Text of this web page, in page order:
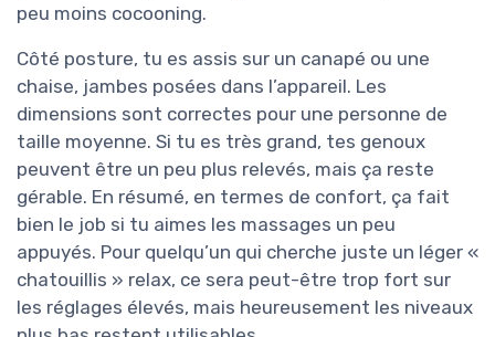
peu moins cocooning.
Côté posture, tu es assis sur un canapé ou une
chaise, jambes posées dans l’appareil. Les
dimensions sont correctes pour une personne de
taille moyenne. Si tu es très grand, tes genoux
peuvent être un peu plus relevés, mais ça reste
gérable. En résumé, en termes de confort, ça fait
bien le job si tu aimes les massages un peu
appuyés. Pour quelqu’un qui cherche juste un léger «
chatouillis » relax, ce sera peut-être trop fort sur
les réglages élevés, mais heureusement les niveaux